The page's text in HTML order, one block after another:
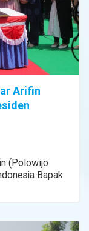
Arifin
(Polowijo
Bapak.